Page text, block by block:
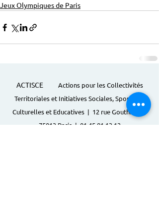
Jeux Olympiques de Paris
ACTISCE
Actions pour les Collectivités
Territoriales et Initiatives Sociales, Sportives,
Culturelles et Educatives | 12 rue Gouthière |
75013 Paris | 01 45 81 13 13